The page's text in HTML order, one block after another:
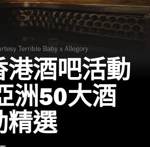
Terrible Baby x Allegory
Terrible Baby x Allegory
港酒吧活動
洲50大酒
精選